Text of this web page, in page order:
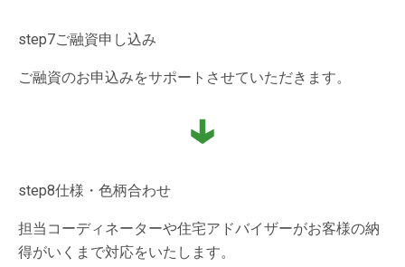
step7ご融資申し込み
ご融資のお申込みをサポートさせていただきます。
step8仕様・色柄合わせ
担当コーディネーターや住宅アドバイザーがお客様の納
得がいくまで対応をいたします。